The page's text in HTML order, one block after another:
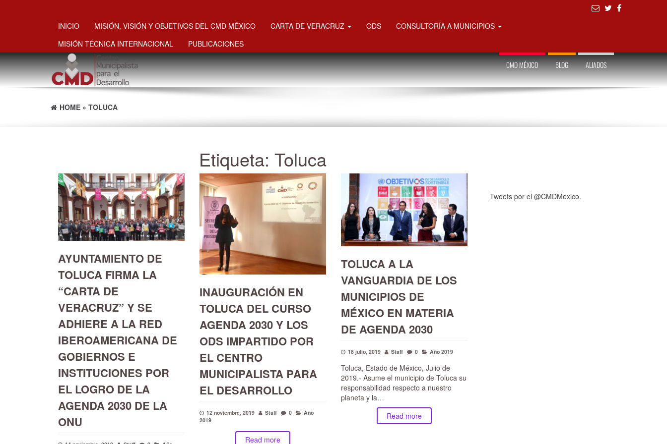
INICIO MISIÓN, VISIÓN Y OBJETIVOS DEL CMD MÉXICO CARTA DE VERACRUZ ODS
CONSULTORÍA A MUNICIPIOS
MISIÓN TÉCNICA INTERNACIONAL
PUBLICACIONES
CMD MÉXICO BLOG ALIADOS
HOME » TOLUCA
Etiqueta: Toluca
AYUNTAMIENTO DE
TOLUCA FIRMA LA
“CARTA DE
VERACRUZ” Y SE
ADHIERE A LA RED
IBEROAMERICANA DE
GOBIERNOS E
INSTITUCIONES POR
EL LOGRO DE LA
AGENDA 2030 DE LA
ONU
INAUGURACIÓN EN
TOLUCA DEL CURSO
AGENDA 2030 Y LOS
ODS IMPARTIDO POR
EL CENTRO
MUNICIPALISTA PARA
EL DESARROLLO
12 noviembre, 2019 Staff 0
Año
2019
Read more
TOLUCA A LA
VANGUARDIA DE LOS
MUNICIPIOS DE
MÉXICO EN MATERIA
DE AGENDA 2030
18 julio, 2019 Staff 0 Año 2019
Toluca, Estado de México, Julio de
2019.- Asume el municipio de Toluca su
responsabilidad respecto a nuestro
planeta y la…
Read more
Tweets por el @CMDMexico.